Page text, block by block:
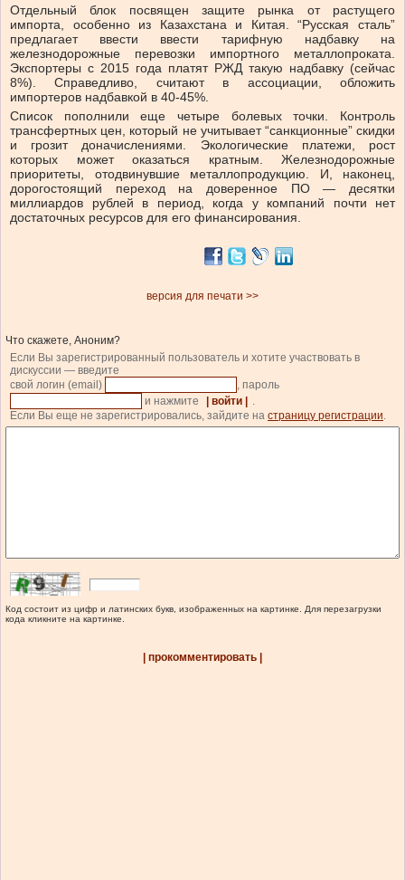
Отдельный блок посвящен защите рынка от растущего
импорта, особенно из Казахстана и Китая. “Русская сталь”
предлагает ввести ввести тарифную надбавку на
железнодорожные перевозки импортного металлопроката.
Экспортеры с 2015 года платят РЖД такую надбавку (сейчас
8%). Справедливо, считают в ассоциации, обложить
импортеров надбавкой в 40-45%.
Список пополнили еще четыре болевых точки. Контроль
трансфертных цен, который не учитывает “санкционные” скидки
и грозит доначислениями. Экологические платежи, рост
которых может оказаться кратным. Железнодорожные
приоритеты, отодвинувшие металлопродукцию. И, наконец,
дорогостоящий переход на доверенное ПО — десятки
миллиардов рублей в период, когда у компаний почти нет
достаточных ресурсов для его финансирования.
версия для печати >>
Что скажете, Аноним?
Если Вы зарегистрированный пользователь и хотите участвовать в
дискуссии — введите
свой логин (email)
, пароль
и нажмите
| войти |
.
Если Вы еще не зарегистрировались, зайдите на страницу регистрации.
Код состоит из цифр и латинских букв, изображенных на картинке. Для перезагрузки
кода кликните на картинке.
| прокомментировать |